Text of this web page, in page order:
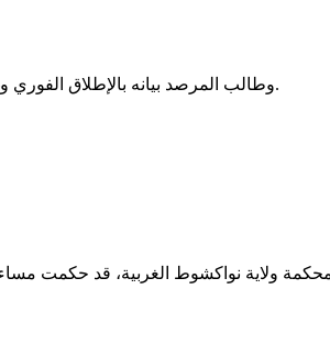
وطالب المرصد بيانه بالإطلاق الفوري وغير المشروط لسراح النائبتين وكافة معتقلي الرأي، ومراجعة القوانين المتعلقة بـ "المساس بالرموز" لضمان توافقها مع الحريات العامة.
ولاية نواكشوط الغربية، قد حكمت